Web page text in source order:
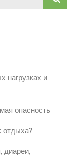
нагрузках и
опасность
отдыха?
диареи,